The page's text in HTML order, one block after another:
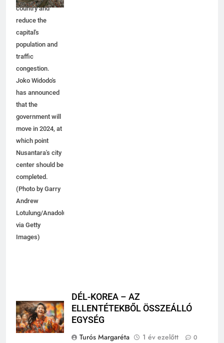
throughout the
country and
reduce the
capital's
population and
traffic
congestion.
Joko Widodo's
has announced
that the
government will
move in 2024, at
which point
Nusantara's city
center should be
completed.
(Photo by Garry
Andrew
Lotulung/Anadolu
via Getty
DÉL-KOREA – AZ
ELLENTÉTEKBŐL ÖSSZEÁLLÓ